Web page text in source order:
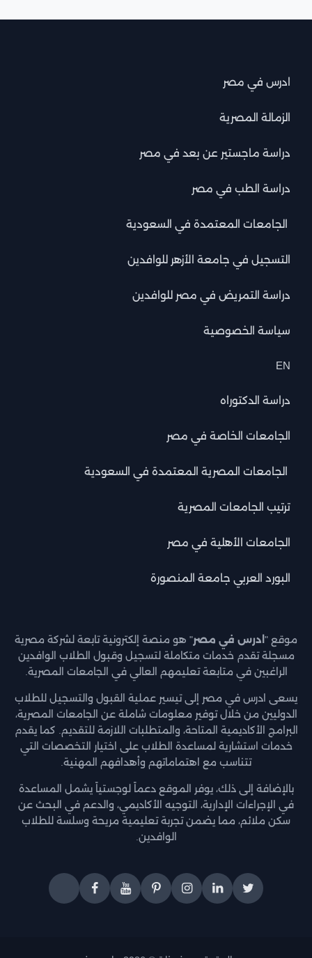
ادرس في مصر
الزمالة المصرية
دراسة ماجستير عن بعد في مصر
دراسة الطب في مصر
الجامعات المعتمدة في السعودية
التسجيل في جامعة الأزهر للوافدين
دراسة التمريض في مصر للوافدين
سياسة الخصوصية
EN
دراسة الدكتوراه
الجامعات الخاصة في مصر
الجامعات المصرية المعتمدة في السعودية
ترتيب الجامعات المصرية
الجامعات الأهلية في مصر
البورد العربي جامعة المنصورة
موقع " ادرس في مصر" هو منصة إلكترونية تابعة لشركة مصرية
مسجلة تقدم خدمات متكاملة لتسجيل وقبول الطلاب الوافدين
الراغبين في متابعة تعليمهم العالي في الجامعات المصرية.
يسعى ادرس في مصر إلى تيسير عملية القبول والتسجيل للطلاب
الدوليين من خلال توفير معلومات شاملة عن الجامعات المصرية،
البرامج الأكاديمية المتاحة، والمتطلبات اللازمة للتقديم. كما يقدم
خدمات استشارية لمساعدة الطلاب على اختيار التخصصات التي
تتناسب مع اهتماماتهم وأهدافهم المهنية.
بالإضافة إلى ذلك، يوفر الموقع دعماً لوجستياً يشمل المساعدة
في الإجراءات الإدارية، التوجيه الأكاديمي، والدعم في البحث عن
سكن ملائم، مما يضمن تجربة تعليمية مريحة وسلسة للطلاب
الوافدين.